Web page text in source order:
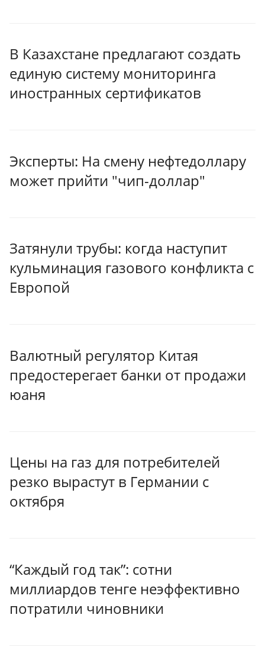
В Казахстане предлагают создать
единую систему мониторинга
иностранных сертификатов
Эксперты: На смену нефтедоллару
может прийти "чип-доллар"
Затянули трубы: когда наступит
кульминация газового конфликта с
Европой
Валютный регулятор Китая
предостерегает банки от продажи
юаня
Цены на газ для потребителей
резко вырастут в Германии с
октября
“Каждый год так”: сотни
миллиардов тенге неэффективно
потратили чиновники